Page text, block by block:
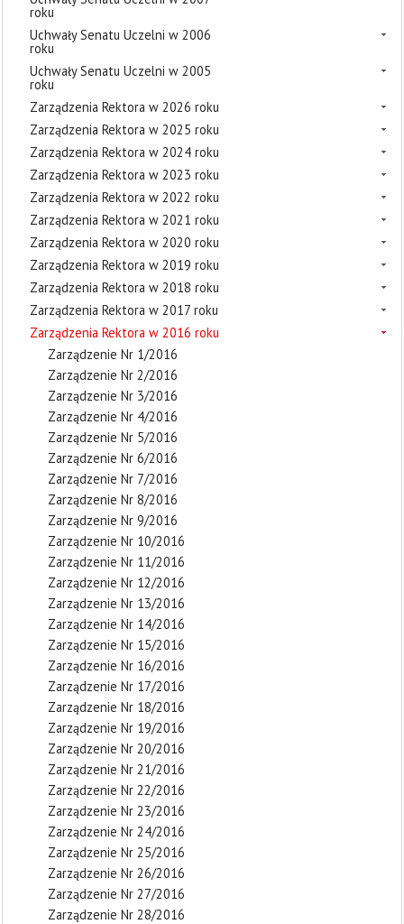
roku
Uchwały Senatu Uczelni w 2006
roku
Uchwały Senatu Uczelni w 2005
roku
Zarządzenia Rektora w 2026 roku
Zarządzenia Rektora w 2025 roku
Zarządzenia Rektora w 2024 roku
Zarządzenia Rektora w 2023 roku
Zarządzenia Rektora w 2022 roku
Zarządzenia Rektora w 2021 roku
Zarządzenia Rektora w 2020 roku
Zarządzenia Rektora w 2019 roku
Zarządzenia Rektora w 2018 roku
Zarządzenia Rektora w 2017 roku
Zarządzenia Rektora w 2016 roku
Zarządzenie Nr 1/2016
Zarządzenie Nr 2/2016
Zarządzenie Nr 3/2016
Zarządzenie Nr 4/2016
Zarządzenie Nr 5/2016
Zarządzenie Nr 6/2016
Zarządzenie Nr 7/2016
Zarządzenie Nr 8/2016
Zarządzenie Nr 9/2016
Zarządzenie Nr 10/2016
Zarządzenie Nr 11/2016
Zarządzenie Nr 12/2016
Zarządzenie Nr 13/2016
Zarządzenie Nr 14/2016
Zarządzenie Nr 15/2016
Zarządzenie Nr 16/2016
Zarządzenie Nr 17/2016
Zarządzenie Nr 18/2016
Zarządzenie Nr 19/2016
Zarządzenie Nr 20/2016
Zarządzenie Nr 21/2016
Zarządzenie Nr 22/2016
Zarządzenie Nr 23/2016
Zarządzenie Nr 24/2016
Zarządzenie Nr 25/2016
Zarządzenie Nr 26/2016
Zarządzenie Nr 27/2016
Zarządzenie Nr 28/2016